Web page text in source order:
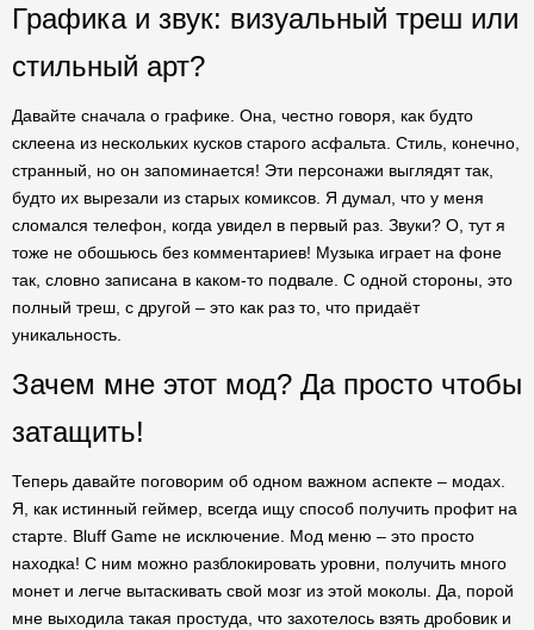
Графика и звук: визуальный треш или
стильный арт?
Давайте сначала о графике. Она, честно говоря, как будто
склеена из нескольких кусков старого асфальта. Стиль, конечно,
странный, но он запоминается! Эти персонажи выглядят так,
будто их вырезали из старых комиксов. Я думал, что у меня
сломался телефон, когда увидел в первый раз. Звуки? О, тут я
тоже не обошьюсь без комментариев! Музыка играет на фоне
так, словно записана в каком-то подвале. С одной стороны, это
полный треш, с другой – это как раз то, что придаёт
уникальность.
Зачем мне этот мод? Да просто чтобы
затащить!
Теперь давайте поговорим об одном важном аспекте – модах.
Я, как истинный геймер, всегда ищу способ получить профит на
старте. Bluff Game не исключение. Мод меню – это просто
находка! С ним можно разблокировать уровни, получить много
монет и легче вытаскивать свой мозг из этой моколы. Да, порой
мне выходила такая простуда, что захотелось взять дробовик и